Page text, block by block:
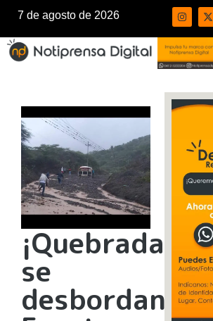
7 de agosto de 2026
¡Quebradas
se
desbordan!